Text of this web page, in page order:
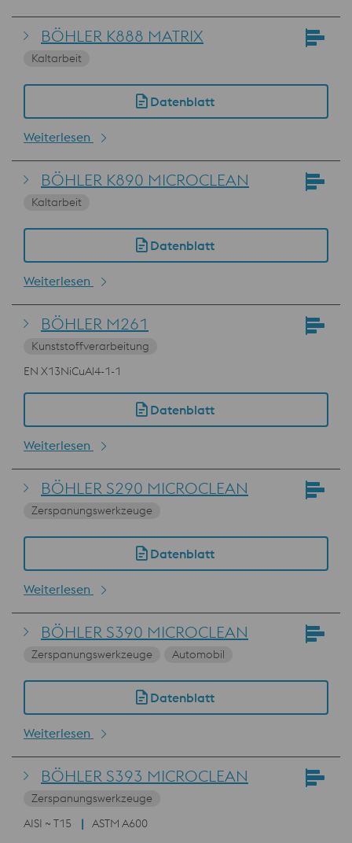
BÖHLER K888 MATRIX
Kaltarbeit
Datenblatt
Weiterlesen
BÖHLER K890 MICROCLEAN
Kaltarbeit
Datenblatt
Weiterlesen
BÖHLER M261
Kunststoffverarbeitung
EN X13NiCuAl4-1-1
Datenblatt
Weiterlesen
BÖHLER S290 MICROCLEAN
Zerspanungswerkzeuge
Datenblatt
Weiterlesen
BÖHLER S390 MICROCLEAN
Zerspanungswerkzeuge Automobil
Datenblatt
Weiterlesen
BÖHLER S393 MICROCLEAN
Zerspanungswerkzeuge
AISI ~ T15
ASTM A600